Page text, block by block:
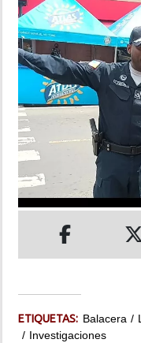
DEPORTES
MUNDO
INSÓLITAS
MULTIMEDIA
IMPRESO
ETIQUETAS: Balacera
Investigaciones